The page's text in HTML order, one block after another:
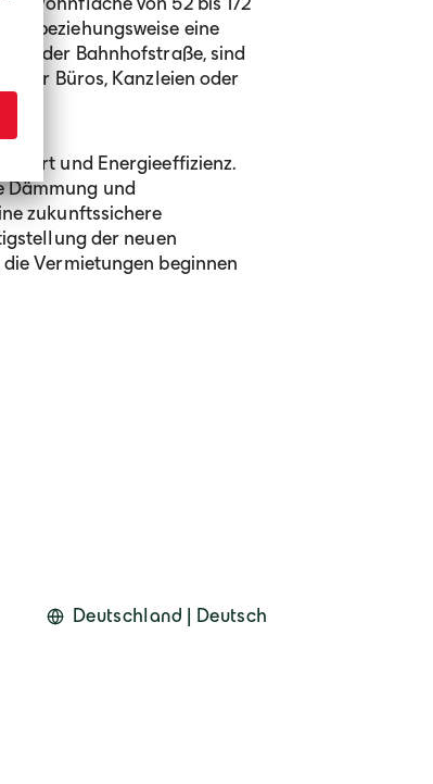
beziehungsweise eine
der Bahnhofstraße, sind
für Büros, Kanzleien oder
und Energieeffizienz.
Dämmung und
zukunftssichere
der neuen
Vermietungen beginnen
Deutschland | Deutsch